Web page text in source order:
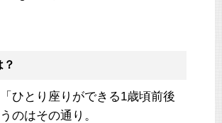
ひとり座りができる1歳頃前後
のはその通り。